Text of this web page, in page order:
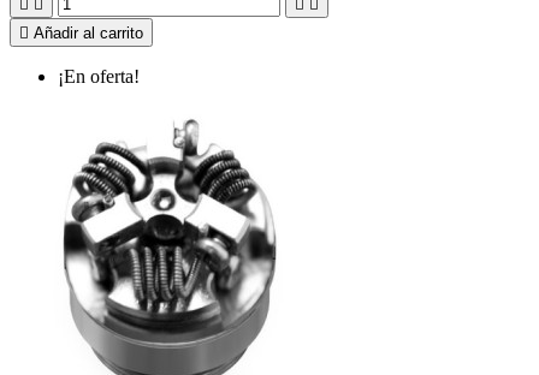
 Añadir al carrito
¡En oferta!